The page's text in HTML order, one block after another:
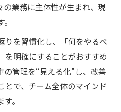
グ初心者にも効果的な習
に落とし込む方法
日常業務に活かす実践例
ムワークで行動を仕組み
セット強化の実践ポイン
の業務に主体性が生まれ、現
りを習慣化し、「何をやるべ
を明確にすることがおすすめ
の管理を“見える化”し、改善
とで、チーム全体のマインド
。